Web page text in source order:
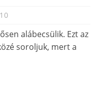
alábecsülik. Ezt az
soroljuk, mert a